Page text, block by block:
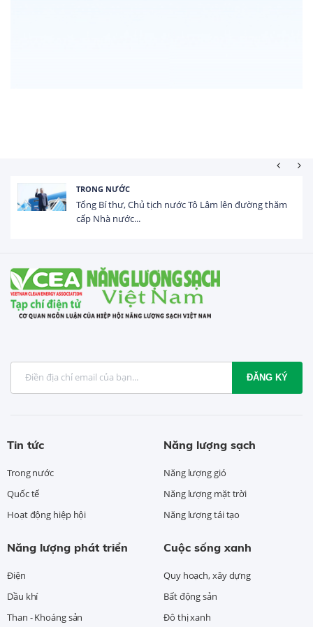
HOẠT ĐỘNG ĐẦU TƯ
Tổng vốn FDI đăng ký vào Việt Nam đạt gần 25 tỷ
USD trong 5 tháng...
ĐĂNG KÝ
Tin tức
Trong nước
Quốc tế
Hoạt động hiệp hội
Năng lượng sạch
Năng lượng gió
Năng lượng mặt trời
Năng lượng tái tạo
Năng lượng phát triển
Điện
Dầu khí
Than - Khoáng sản
Cuộc sống xanh
Quy hoạch, xây dựng
Bất động sản
Đô thị xanh